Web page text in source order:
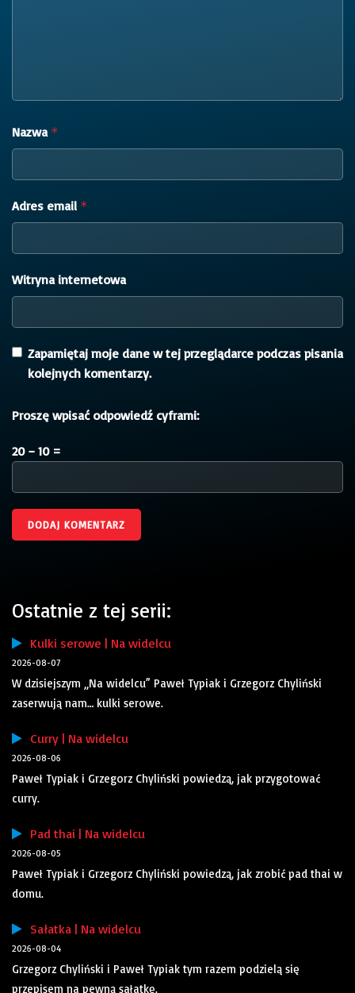
Nazwa *
Adres email *
Witryna internetowa
Zapamiętaj moje dane w tej przeglądarce podczas pisania
kolejnych komentarzy.
Proszę wpisać odpowiedź cyframi:
20 − 10 =
Ostatnie z tej serii:
Kulki serowe | Na widelcu
2026-08-07
W dzisiejszym „Na widelcu” Paweł Typiak i Grzegorz Chyliński
zaserwują nam… kulki serowe.
Curry | Na widelcu
2026-08-06
Paweł Typiak i Grzegorz Chyliński powiedzą, jak przygotować
curry.
Pad thai | Na widelcu
2026-08-05
Paweł Typiak i Grzegorz Chyliński powiedzą, jak zrobić pad thai w
domu.
Sałatka | Na widelcu
2026-08-04
Grzegorz Chyliński i Paweł Typiak tym razem podzielą się
przepisem na pewną sałatkę.